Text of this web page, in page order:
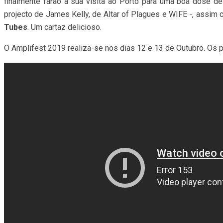
projecto de James Kelly, de Altar of Plagues e WIFE -, assim
Tubes. Um cartaz delicioso.
O Amplifest 2019 realiza-se nos dias 12 e 13 de Outubro.